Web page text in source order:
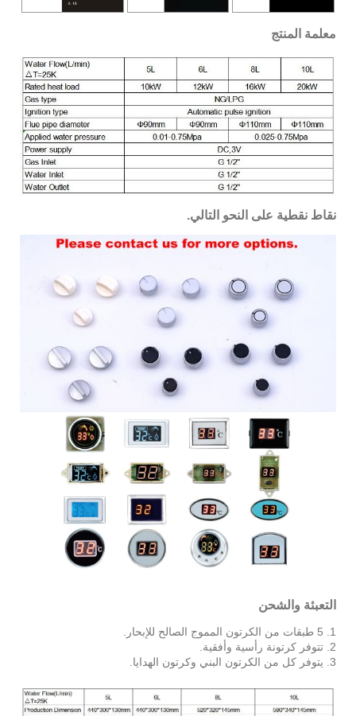
معلمة المنتج
نقاط نقطية على النحو التالي.
التعبئة والشحن
1. 5 طبقات من الكرتون المموج الصالح للإبحار.
2. تتوفر كرتونة رأسية وأفقية.
3. يتوفر كل من الكرتون البني وكرتون الهدايا.